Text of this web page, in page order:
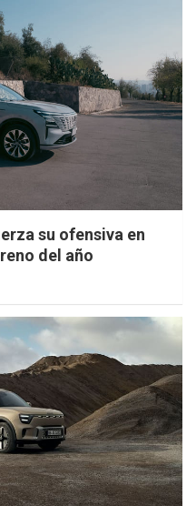
su ofensiva en
del año